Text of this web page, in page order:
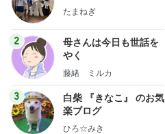
たまねぎ
2
母さんは今日も世話を
やく
藤緒 ミルカ
3
白柴 『きなこ』 のお気
楽ブログ
ひろ☆みき